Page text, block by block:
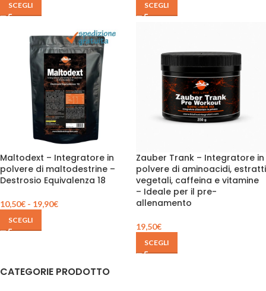
CATEGORIE PRODOTTO
SCEGLI SCEGLI
Maltodext – Integratore in
polvere di maltodestrine –
Destrosio Equivalenza 18
10,50€ - 19,90€
SCEGLI
Zauber Trank – Integratore in
polvere di aminoacidi, estratti
vegetali, caffeina e vitamine
– Ideale per il pre-
allenamento
19,50€
SCEGLI